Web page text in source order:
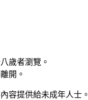
歲者瀏覽。
開。
容提供給未成年人士。